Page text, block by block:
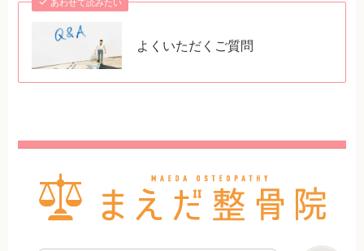
あわせて読みたい
よくいただくご質問